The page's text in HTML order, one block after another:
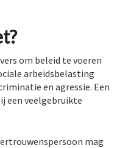
om beleid te voeren
arbeidsbelasting
en agressie. Een
een veelgebruikte
mag